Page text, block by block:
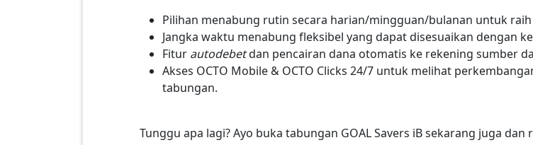
Pilihan menabung rutin secara harian/mingguan/bulanan untuk
Jangka waktu menabung fleksibel yang dapat disesuaikan dengan
Fitur autodebetdan pencairan dana otomatis ke rekening sumber
Akses OCTO Mobile & OCTO Clicks 24/7 untuk melihat
tabungan.
Tunggu apa lagi? Ayo buka tabungan GOAL Savers iB sekarang juga